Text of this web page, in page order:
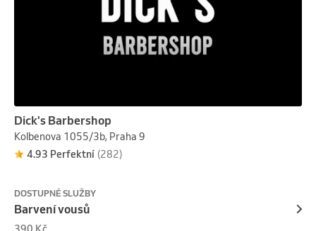
Dick's Barbershop
Kolbenova 1055/3b, Praha 9
4.93 Perfektní (282)
DOSTUPNÉ SLUŽBY
Barvení vousů